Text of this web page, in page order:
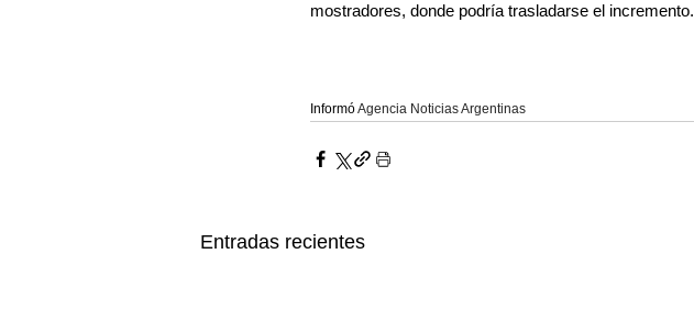
mostradores, donde podría trasladarse el incremento.
Informó Agencia Noticias Argentinas
Entradas recientes